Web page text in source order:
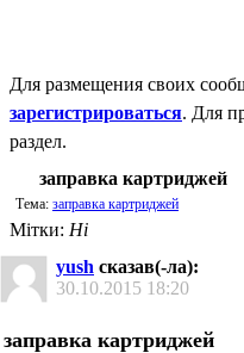
Для размещения своих
зарегистрироваться. Для
раздел.
заправка картриджей
Тема: заправка картриджей
Мітки: Ні
yush сказав(-ла):
30.10.2015 18:20
заправка картриджей